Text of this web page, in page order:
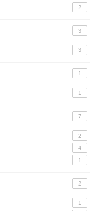
2
3
3
1
1
7
2
4
1
2
1